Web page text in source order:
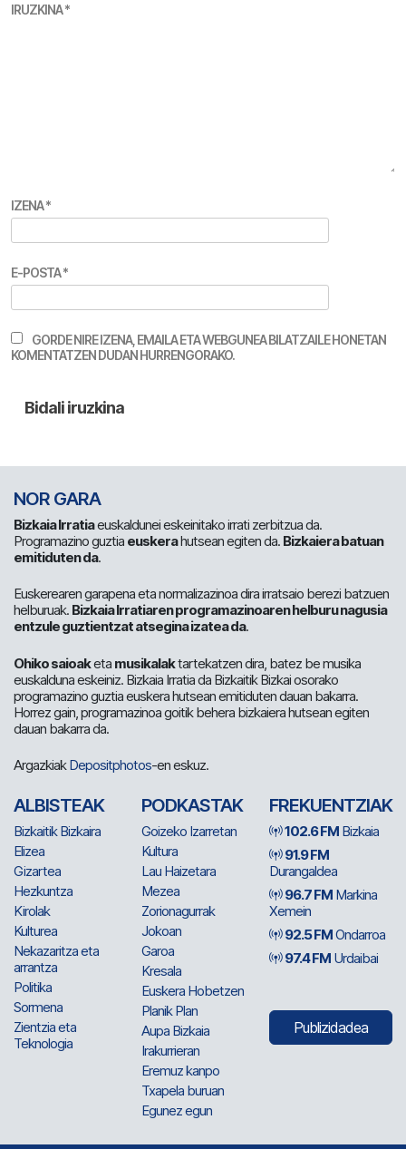
IRUZKINA*
IZENA*
E-POSTA*
GORDE NIRE IZENA, EMAILA ETA WEBGUNEA BILATZAILE HONETAN
KOMENTATZEN DUDAN HURRENGORAKO.
NOR GARA
Bizkaia Irratiaeuskaldunei eskeinitako irrati zerbitzua da.
Programazino guztia euskerahutsean egiten da. Bizkaiera batuan
emitiduten da.
Euskerearen garapena eta normalizazinoa dira irratsaio berezi batzuen
helburuak. Bizkaia Irratiaren programazinoaren helburu nagusia
entzule guztientzat atsegina izatea da.
Ohiko saioaketa musikalaktartekatzen dira, batez be musika
euskalduna eskeiniz. Bizkaia Irratia da Bizkaitik Bizkai osorako
programazino guztia euskera hutsean emitiduten dauan bakarra.
Horrez gain, programazinoa goitik behera bizkaiera hutsean egiten
dauan bakarra da.
ArgazkiakDepositphotos-en eskuz.
ALBISTEAK
Bizkaitik Bizkaira
Elizea
Gizartea
Hezkuntza
Kirolak
Kulturea
Nekazaritza eta
arrantza
Politika
Sormena
Zientzia eta
Teknologia
PODKASTAK
Goizeko Izarretan
Kultura
Lau Haizetara
Mezea
Zorionagurrak
Jokoan
Garoa
Kresala
Euskera Hobetzen
Planik Plan
Aupa Bizkaia
Irakurrieran
Eremuz kanpo
Txapela buruan
Egunez egun
FREKUENTZIAK
102.6 FM Bizkaia
91.9 FM
Durangaldea
96.7 FM Markina
Xemein
92.5 FMOndarroa
97.4 FM Urdaibai
Publizidadea